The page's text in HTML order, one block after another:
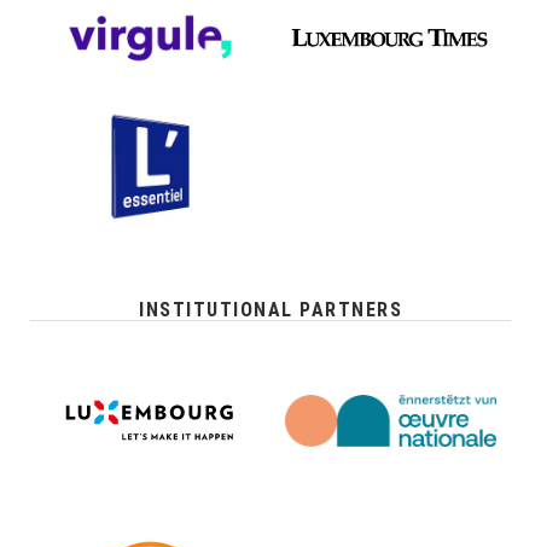
INSTITUTIONAL PARTNERS